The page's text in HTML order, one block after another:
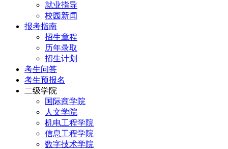
就业指导
校园新闻
报考指南
招生章程
历年录取
招生计划
考生问答
考生预报名
二级学院
国际商学院
人文学院
机电工程学院
信息工程学院
数字技术学院